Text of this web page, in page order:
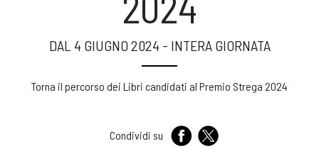
DAL 4 GIUGNO 2024 - INTERA GIORNATA
Torna il percorso dei Libri candidati al Premio Strega 2024
Condividi su